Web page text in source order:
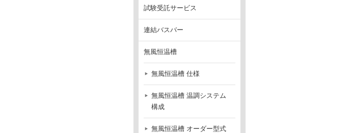
試験受託サービス
連結バスバー
無風恒温槽
無風恒温槽 仕様
無風恒温槽 温調システム
構成
無風恒温槽 オーダー型式